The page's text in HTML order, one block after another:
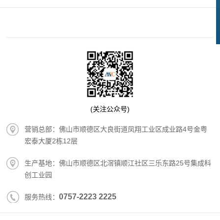
(关注公众号)
营销总部：佛山市顺德区大良街道凤翔工业区成业路4号金粤
宏泰大厦2栋12层
生产基地：佛山市顺德区北滘镇顺江社区三乐东路25号集成科
创工业园
服务热线：0757-2223 2225